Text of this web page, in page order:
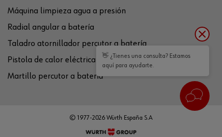
Máquina limpieza agua a presión
Radial angular a batería
Taladro atornillador percutor a batería
Pistola de calor eléctrica
Martillo percutor a batería
© 1977-2026 Würth España S.A
👋 ¿Tienes una consulta? Estamos
aquí para ayudarte.